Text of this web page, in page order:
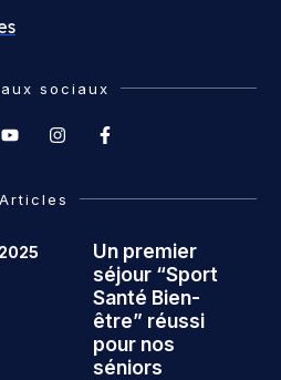
sociaux
Articles
Un premier
séjour “Sport
Santé Bien-
être” réussi
pour nos
séniors